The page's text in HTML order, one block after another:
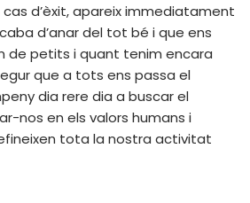
d’èxit, apareix immediatament
d’anar del tot bé i que ens
de petits i quant tenim encara
que a tots ens passa el
dia rere dia a buscar el
nos en els valors humans i
tota la nostra activitat